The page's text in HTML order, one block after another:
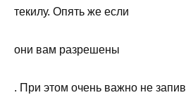
текилу. Опять же если
они вам разрешены
. При этом очень важно не